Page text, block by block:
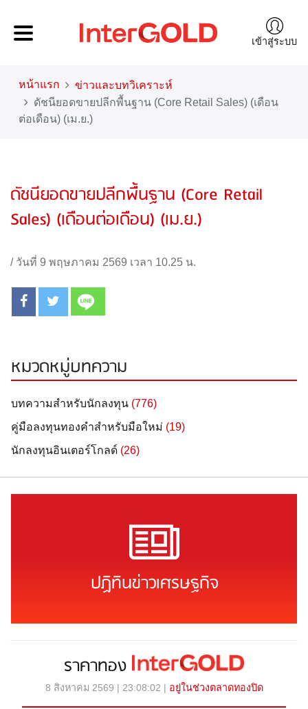
เข้าสู่ระบบ
หน้าแรก
ข่าวและบทวิเคราะห์
ดัชนียอดขายปลีกพื้นฐาน (Core Retail Sales) (เดือน
ต่อเดือน) (เม.ย.)
ดัชนียอดขายปลีกพื้นฐาน (Core Retail
Sales) (เดือนต่อเดือน) (เม.ย.)
/ วันที่ 9 พฤษภาคม 2569 เวลา 10.25 น.
หมวดหมู่บทความ
บทความสำหรับนักลงทุน (776)
คู่มือลงทุนทองคำสำหรับมือใหม่ (19)
นักลงทุนอินเตอร์โกลด์ (26)
ปฏิทินข่าวเศรษฐกิจ
ราคาทอง
8 สิงหาคม 2569 | 23:08:02 | อยู่ในช่วงตลาดทองปิด